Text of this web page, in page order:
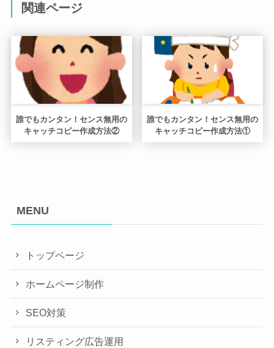
関連ページ
誰でもカンタン！センス無用の
キャッチコピー作成方法②
誰でもカンタン！センス無用の
キャッチコピー作成方法①
MENU
トップページ
ホームページ制作
SEO対策
リスティング広告運用